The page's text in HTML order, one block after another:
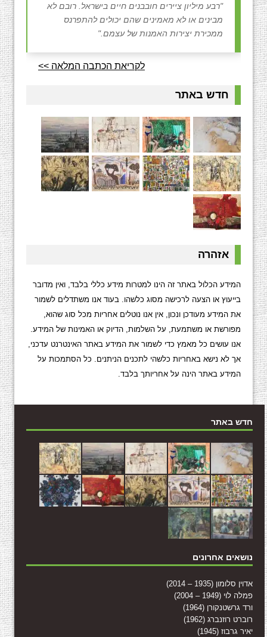
"רבע מיליון ציירים חובבנים חיים בישראל. רובם לא
מבינים או לא מאמינים שהם יכולים להתפרנס
ממכירת יצירות האמנות של עצמם."
לקריאת הכתבה המלאה >>
חדש באתר
אזהרה
המידע הכלול באתר זה הינו למטרות מידע כללי בלבד, ואין מדובר
בייעוץ או הצעה לרכישה מסוג כלשהו. בעוד אנו משתדלים לשמור
את המידע מעודכן ונכון, אין אנו נוטלים אחריות מכל סוג שהוא,
מפורשת או משתמעת, על השלמות, הדיוק או האמינות של המידע.
אנו עושים כל מאמץ כדי לשמור את המידע באתר האינטרנט עדכני,
אך לא נישא באחריות כלשהי לתכנים הניתנים. כל הסתמכות על
המידע באתר הינה על אחריותך בלבד.
חדש באתר
נושאים אחרונים
אדוין סלומון (1935 – 2014)
פמלה לוי (1949 – 2004)
ורד גרשטנקורן (1964)
רוברט רוזנברג (1962)
יאיר גרבוז (1945)